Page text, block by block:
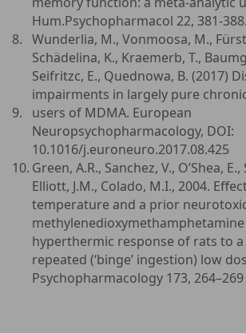
Hum.Psychopharmacol 22, 381-388.
Wunderlia, M., Vonmoosa, M.,
Schädelina, K., Kraemerb, T.,
Seifritzc, E., Quednowa, B. (2017)
impairments in largely pure
users of MDMA. European
Neuropsychopharmacology, DOI:
10.1016/j.euroneuro.2017.08.425
Green, A.R., Sanchez, V., O’Shea, E.,
Elliott, J.M., Colado, M.I., 2004.
temperature and a prior
hyperthermic response of rats to
repeated (‘binge’ ingestion) low
Psychopharmacology 173, 264–269